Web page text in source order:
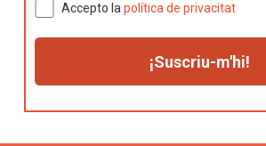
Accepto lapolítica de privacitat